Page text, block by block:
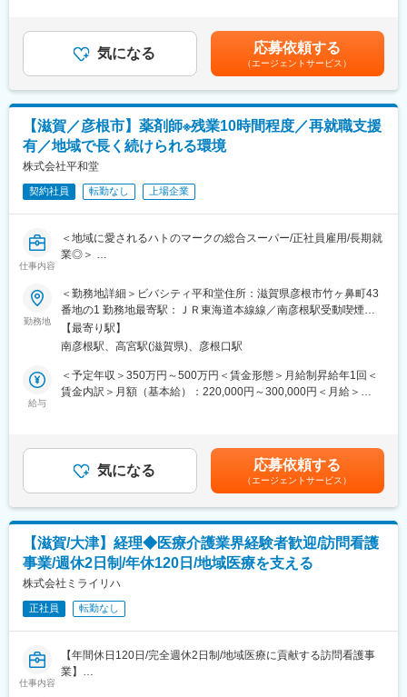
当社では売場スタッフが主導でお店作りをしています。何故な
ら、お客様の声をたくさん聞き、お客様の一番そばにいるのは売
方…時にはバイヤーと相談して商品を仕入れることもあります。
【各ホームページ情報】
■先輩社員の声
https://career.heiwado-recruit.jp/people/
■公式YouTube（平和堂特命GM、西川貴教さん！）
https://www.youtube.com/@HEIWADO810
変更の範囲：会社の定める業務
勤務地：〒528-0068 滋賀県甲賀市水口町ひのきが丘35
事業内容：治験薬（臨床試験用医薬品）の包装・ラベリング
社の要件および関連当局の規制に沿った総合的な施設サービスを
提供する役割を担います。施設設備およびユーティリティに関す
る経験を活かして、トラブルシューティングや最適化を実施しま
す。
■詳細な業務内容：
・施設、ユーティリティ、バリデーション、継続的改善などの業
務をリードし、調整・指示・レビュー
・施設サイトマスタープランおよび各種図面変更を作成・更新
・主要施設設備の導入に関する仕様策定およびコスト見積り
・施設改修に必要な許認可を取得
・バリデーション活動全般を主導
・サイト全体の施設施策を立案・実行
・各種プロジェクトを調整し、優先順位を管理
・エンジニアの育成および年間評価へのフィードバック
・部署や役職の垣根なくコミュニケーションをとりながら業務を
遂行していただきます。一つの業務に特化せず、ご経験と意欲に
応じて幅広く様々な業務を担当いただけます。
・フレックスタイム制を導入しており非常に働きやすい環境で
す。
■当社について：
・医薬品・健康食品であるソフトカプセル製剤を製造していま
す。
変更の範囲：会社の定める業務
気になる 応募依頼する
（エージェントサービス）
【滋賀／彦根市】薬剤師※残業10時間程度／再就職支援
有／地域で長く続けられる環境
株式会社平和堂
契約社員 転勤なし 上場企業
仕事内容
＜地域に愛されるハトのマークの総合スーパー/正社員雇用/長期就
業◎＞
■担当業務：主として医薬品のＯＴＣ販売、売場業務等を担当して
頂きます。接客・カウンセリングからゆくゆくは売り場づくりや
販売計画作成、マネジメント（労務・商品・数値管理）も担って
頂きます。
■売り場スタッフの人数は３～4名で、６～7名でシフトを回しま
す。
のＯＴＣ販売、服薬指導・相談等を行って頂きます。
（2）ドラッグ売場の管理・運営、商品の発注、メンテナンス、販
売員の方への教育・指導を行って頂きます。
店舗での販売業務を経験したのち資格制度、適性、自己申告によ
り、店長、次長、バイヤー、本部スタッフ、等がございます。
キャリアパスの流れとしては、まず店舗で販売業務を行い、販売
計画から労務管理まで総合的に業務を経験して頂きます。昇格に
は昇格試験を経て、主任の職位をお任せします。
■特徴：
同社のショッピングセンター内に同社薬局を開局しているのは地
域住民の方の健康管理を通して、地域社会に貢献するためです。
例えば、レジコーナーの隣や顧客に周知されやすい位置に同社薬
勤務地
＜勤務地詳細＞ビバシティ平和堂住所：滋賀県彦根市竹ヶ鼻町43
番地の1 勤務地最寄駅：ＪＲ東海道本線線／南彦根駅受動喫煙対
策：敷地内全面禁煙変更の範囲：会社の定める事業所
【最寄り駅】
南彦根駅、高宮駅(滋賀県)、彦根口駅
給与
＜予定年収＞350万円～500万円＜賃金形態＞月給制昇給年1回＜
賃金内訳＞月額（基本給）：220,000円～300,000円＜月給＞
でも目安の金額であり、選考を通じて上下する可能性がありま
す。月給(月額)は固定手当を含めた表記です。
気になる 応募依頼する
（エージェントサービス）
【滋賀/大津】経理◆医療介護業界経験者歓迎/訪問看護
事業/週休2日制/年休120日/地域医療を支える
株式会社ミライリハ
正社員 転勤なし
仕事内容
【年間休日120日/完全週休2日制/地域医療に貢献する訪問看護事
業】